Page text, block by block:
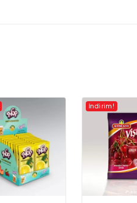
İndirim!